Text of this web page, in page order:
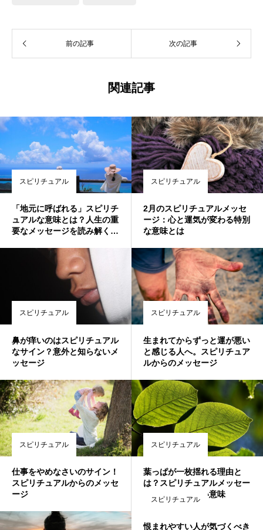
前の記事 次の記事
関連記事
スピリチュアル
「地元に呼ばれる」スピリチ
ュアルな意味とは？人生の重
要なメッセージを読み解く方
スピリチュアル
2月のスピリチュアルメッセ
ージ：心と運気が変わる特別
な意味とは
スピリチュアル
鼻が痒いのはスピリチュアル
なサイン？意外と知らないメ
ッセージ
スピリチュアル
生まれてからずっと運が悪い
と感じる人へ。スピリチュア
ルからのメッセージ
スピリチュアル
仕事をやめなさいのサイン！
スピリチュアルからのメッセ
ージ
スピリチュアル
葉っぱが一枚揺れる理由と
は？スピリチュアルメッセー
ジに隠された深い意味
スピリチュアル
恨まれやすい人が気づくべき